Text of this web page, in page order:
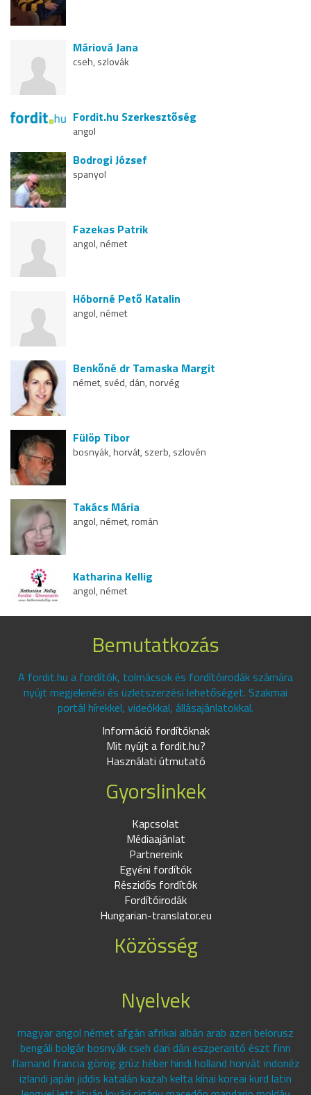
Máriová Jana
cseh, szlovák
Fordit.hu Szerkesztőség
angol
Bodrogi József
spanyol
Fazekas Patrik
angol, német
Hóborné Pető Katalin
angol, német
Benkőné dr Tamaska Margit
német, svéd, dán, norvég
Fülöp Tibor
bosnyák, horvát, szerb, szlovén
Takács Mária
angol, német, román
Katharina Kellig
angol, német
Bemutatkozás
A fordit.hu a fordítók, tolmácsok és fordítóirodák számára
nyújt megjelenési és üzletszerzési lehetőséget. Szakmai
portál hírekkel, videókkal, állásajánlatokkal.
Információ fordítóknak
Mit nyújt a fordit.hu?
Használati útmutató
Gyorslinkek
Kapcsolat
Médiaajánlat
Partnereink
Egyéni fordítók
Részidős fordítók
Fordítóirodák
Hungarian-translator.eu
Közösség
Nyelvek
magyar angol német afgán afrikai albán arab azeri belorusz
bengáli bolgár bosnyák cseh dari dán eszperantó észt finn
flamand francia görög grúz héber hindi holland horvát indonéz
izlandi japán jiddis katalán kazah kelta kínai koreai kurd latin